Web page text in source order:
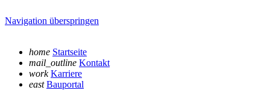
Navigation überspringen
home Startseite
mail_outline Kontakt
work Karriere
east Bauportal